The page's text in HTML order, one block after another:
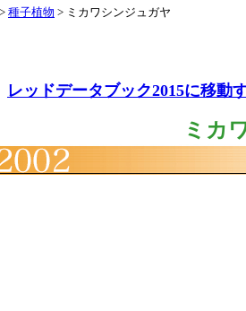
> 種子植物 > ミカワシンジュガヤ
レッドデータブック2015に移動
ミカ